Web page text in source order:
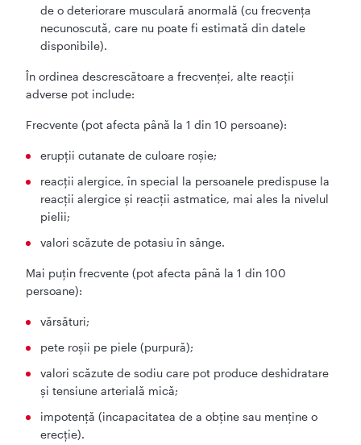
de o deteriorare musculară anormală (cu frecvența
necunoscută, care nu poate fi estimată din datele
disponibile).
În ordinea descrescătoare a frecvenței, alte reacții
adverse pot include:
Frecvente (pot afecta până la 1 din 10 persoane):
erupţii cutanate de culoare roșie;
reacţii alergice, în special la persoanele predispuse la
reacții alergice și reacții astmatice, mai ales la nivelul
pielii;
valori scăzute de potasiu în sânge.
Mai puţin frecvente (pot afecta până la 1 din 100
persoane):
vărsături;
pete roșii pe piele (purpură);
valori scăzute de sodiu care pot produce deshidratare
şi tensiune arterială mică;
impotență (incapacitatea de a obține sau menține o
erecție).